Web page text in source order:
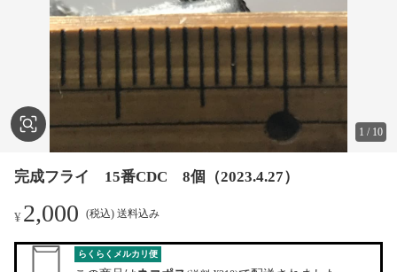
1 / 10
完成フライ 15番CDC 8個（2023.4.27）
¥2,000 (税込) 送料込み
らくらくメルカリ便